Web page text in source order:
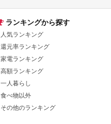
ランキングから探す
人気ランキング
還元率ランキング
家電ランキング
高額ランキング
一人暮らし
食べ物以外
その他のランキング